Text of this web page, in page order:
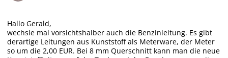
Hallo Gerald,
wechsle mal vorsichtshalber auch die Benzinleitung. Es gibt
derartige Leitungen aus Kunststoff als Meterware, der Meter
so um die 2,00 EUR. Bei 8 mm Querschnitt kann man die neue